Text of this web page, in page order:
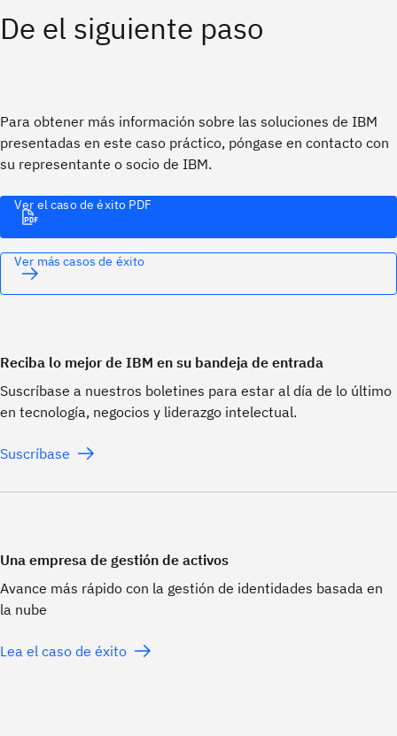
De el siguiente paso
Para obtener más información sobre las soluciones de IBM
presentadas en este caso práctico, póngase en contacto con
su representante o socio de IBM.
Ver el caso de éxito PDF
Ver más casos de éxito
Reciba lo mejor de IBM en su bandeja de entrada
Suscríbase a nuestros boletines para estar al día de lo último
en tecnología, negocios y liderazgo intelectual.
Suscríbase
Una empresa de gestión de activos
Avance más rápido con la gestión de identidades basada en
la nube
Lea el caso de éxito